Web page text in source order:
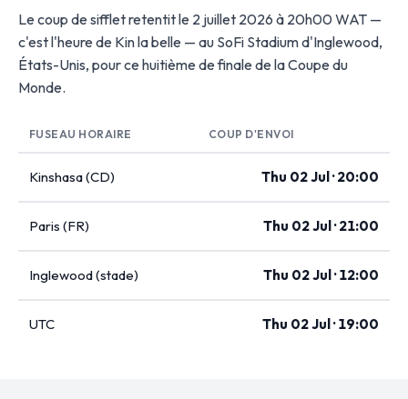
Le coup de sifflet retentit le 2 juillet 2026 à 20h00 WAT —
c'est l'heure de Kin la belle — au SoFi Stadium d'Inglewood,
États-Unis, pour ce huitième de finale de la Coupe du
Monde.
FUSEAU HORAIRE COUP D'ENVOI
Kinshasa (CD) Thu 02 Jul · 20:00
Paris (FR) Thu 02 Jul · 21:00
Inglewood (stade) Thu 02 Jul · 12:00
UTC Thu 02 Jul · 19:00